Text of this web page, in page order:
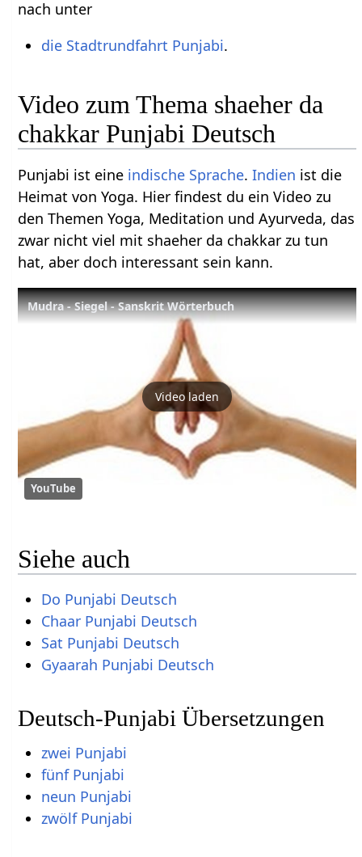
nach unter
die Stadtrundfahrt Punjabi.
Video zum Thema shaeher da
chakkar Punjabi Deutsch
Punjabi ist eine indische Sprache.Indien ist die
Heimat von Yoga. Hier findest du ein Video zu
den Themen Yoga, Meditation und Ayurveda, das
zwar nicht viel mit shaeher da chakkar zu tun
hat, aber doch interessant sein kann.
Mudra - Siegel - Sanskrit Wörterbuch
Video laden
YouTube
Siehe auch
Do Punjabi Deutsch
Chaar Punjabi Deutsch
Sat Punjabi Deutsch
Gyaarah Punjabi Deutsch
Deutsch-Punjabi Übersetzungen
zwei Punjabi
fünf Punjabi
neun Punjabi
zwölf Punjabi